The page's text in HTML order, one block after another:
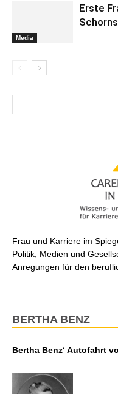
Media
Erste
Frau und Karriere im
Politik, Medien und
Anregungen für den
BERTHA BENZ
Bertha Benz‘ Autofahrt